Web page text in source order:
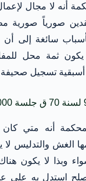
أنه لا مجال
صورياً صورية
سائغة إلى
ثمة محل
أسبقية تسجيل
أنه متي
الغش والتدليس لا
وبذا لا يكون
استدل به علي